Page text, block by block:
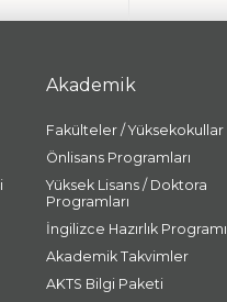
Akademik
Fakülteler / Yüksekokullar
Önlisans Programları
Yüksek Lisans / Doktora
Programları
İngilizce Hazırlık Programı
Akademik Takvimler
AKTS Bilgi Paketi